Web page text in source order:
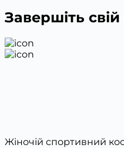
Завершіть
Жіночій спортивний